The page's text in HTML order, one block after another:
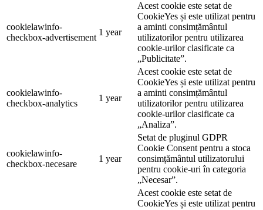
cookielawinfo-
checkbox-advertisement
1 year
Acest cookie este setat de
CookieYes și este utilizat pentru
a aminti consimțământul
utilizatorilor pentru utilizarea
cookie-urilor clasificate ca
„Publicitate”.
cookielawinfo-
checkbox-analytics
1 year
Acest cookie este setat de
CookieYes și este utilizat pentru
a aminti consimțământul
utilizatorilor pentru utilizarea
cookie-urilor clasificate ca
„Analiza”.
cookielawinfo-
checkbox-necesare
1 year
Setat de pluginul GDPR
Cookie Consent pentru a stoca
consimțământul utilizatorului
pentru cookie-uri în categoria
„Necesar”.
Acest cookie este setat de
CookieYes și este utilizat pentru